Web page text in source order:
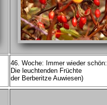
46. Woche: Immer wieder schön:
Die leuchtenden Früchte
der Berberitze Auwiesen)